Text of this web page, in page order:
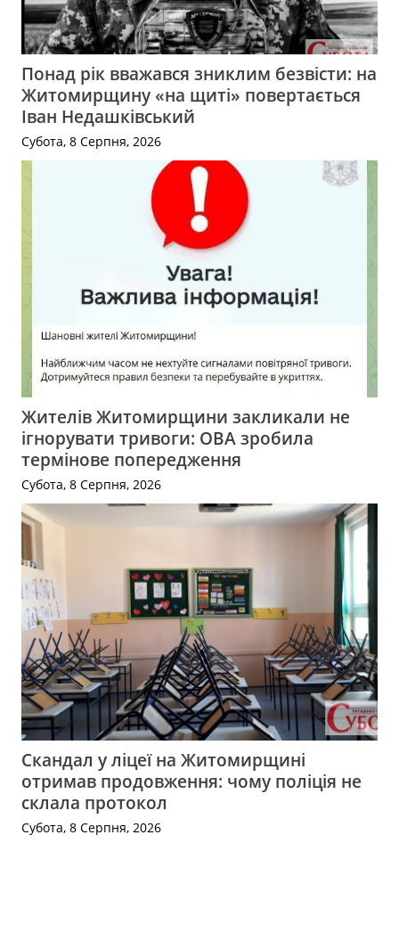
Понад рік вважався зниклим безвісти: на
Житомирщину «на щиті» повертається
Іван Недашківський
Субота, 8 Серпня, 2026
Жителів Житомирщини закликали не
ігнорувати тривоги: ОВА зробила
термінове попередження
Субота, 8 Серпня, 2026
Скандал у ліцеї на Житомирщині
отримав продовження: чому поліція не
склала протокол
Субота, 8 Серпня, 2026